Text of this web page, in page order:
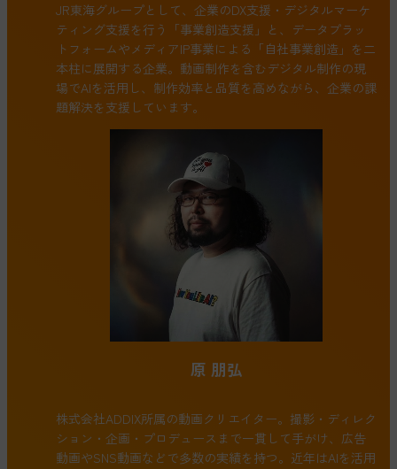
JR東海グループとして、企業のDX支援・デジタルマーケ
ティング支援を行う「事業創造支援」と、データプラッ
トフォームやメディアIP事業による「自社事業創造」を二
本柱に展開する企業。動画制作を含むデジタル制作の現
場でAIを活用し、制作効率と品質を高めながら、企業の課
題解決を支援しています。
原 朋弘
株式会社ADDIX所属の動画クリエイター。撮影・ディレク
ション・企画・プロデュースまで一貫して手がけ、広告
動画やSNS動画などで多数の実績を持つ。近年はAIを活用